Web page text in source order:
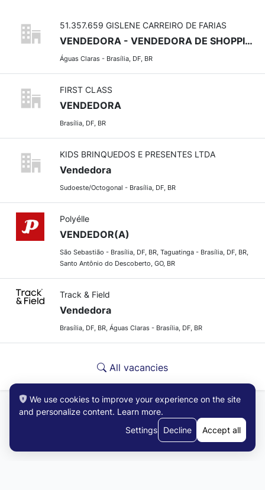
51.357.659 GISLENE CARREIRO DE FARIAS
VENDEDORA - VENDEDORA DE SHOPPING
Águas Claras - Brasília, DF, BR
FIRST CLASS
VENDEDORA
Brasília, DF, BR
KIDS BRINQUEDOS E PRESENTES LTDA
Vendedora
Sudoeste/Octogonal - Brasília, DF, BR
Polyélle
VENDEDOR(A)
São Sebastião - Brasília, DF, BR, Taguatinga - Brasília, DF, BR,
Santo Antônio do Descoberto, GO, BR
Track & Field
Vendedora
Brasília, DF, BR, Águas Claras - Brasília, DF, BR
All vacancies
We use cookies to improve your experience on the site
and personalize content. Learn more.
Settings
Decline Accept all